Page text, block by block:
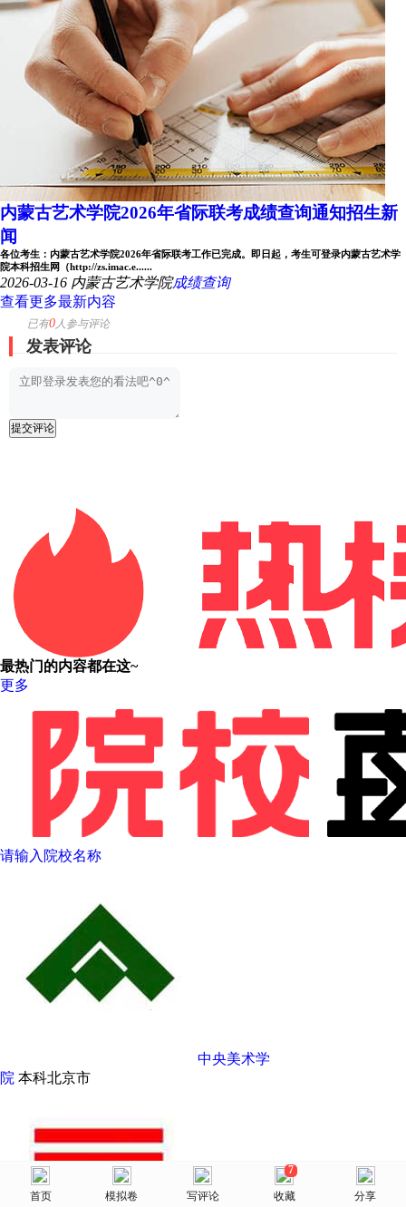
首页
美术网
选择省份 院校库 消息 我的
内蒙古艺术学院2026年省际联考成绩查询通知招生新
闻
各位考生：内蒙古艺术学院2026年省际联考工作已完成。即日起，考生可登录内蒙古艺术学
院本科招生网（http://zs.imac.e......
2026-03-16 内蒙古艺术学院成绩查询
查看更多最新内容
已有0人参与评论
发表评论
提交评论
最热门的内容都在这~
更多
请输入院校名称
中央美术学
院 本科北京市
首页 模拟卷 写评论
7
收藏 分享